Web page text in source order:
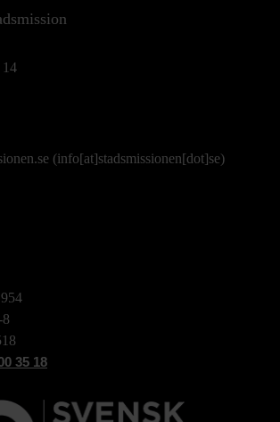
14
(info[at]stadsmissionen[dot]se)
35 18